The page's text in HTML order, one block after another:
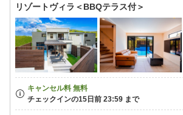
リゾートヴィラ＜BBQテラス付＞